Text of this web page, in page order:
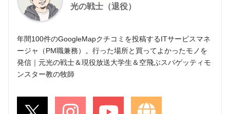
光の戦士（退役）
年間100件のGoogleMapクチコミを投稿するITサービスマネ
ージャ（PM職兼務）。行った場所と買ってよかったモノを
発信｜元光の戦士＆現役放送大学生＆空飛ぶスパゲッティモ
ンスター教の牧師